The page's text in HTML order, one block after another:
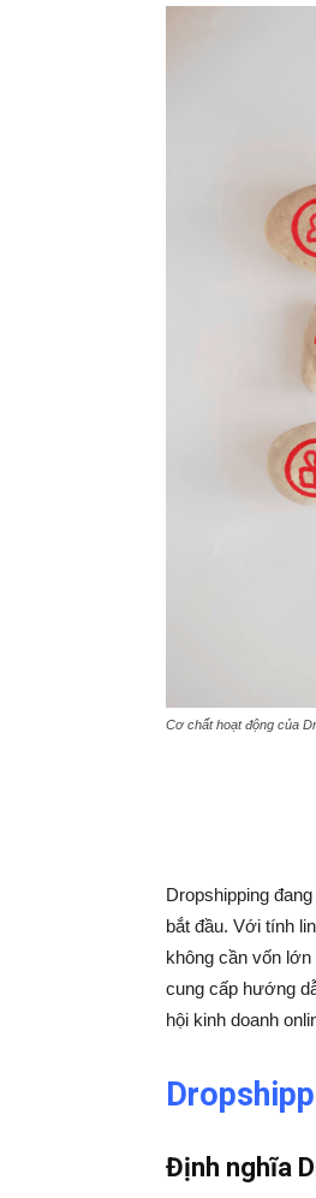
Cơ chất hoạt động của
Dropshipping
bắt đầu. Với tính
không cần vốn lớn
cung cấp hướng
hội kinh doanh
Định nghĩa